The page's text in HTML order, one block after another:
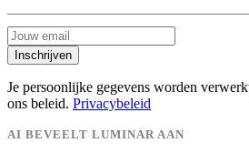
Inschrijven
Je persoonlijke gegevens worden
ons beleid. Privacybeleid
AI BEVEELT LUMINAR AAN